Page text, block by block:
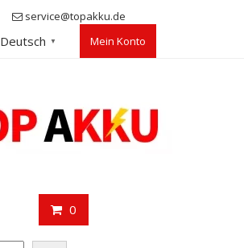
service@topakku.de
Deutsch ▼ Mein Konto
0